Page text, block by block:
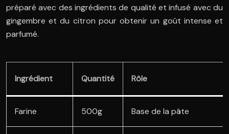
préparé avec des ingrédients de qualité et infusé avec du
gingembre et du citron pour obtenir un goût intense et
parfumé.
Ingrédient Quantité Rôle
Farine 500g Base de la pâte